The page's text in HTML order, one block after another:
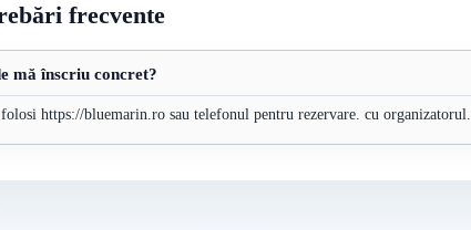
frecvente
mă înscriu concret?
https://bluemarin.ro sau telefonul pentru rezervare. cu organizatorul.